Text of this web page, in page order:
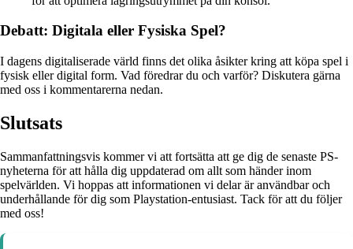
Debatt: Digitala eller Fysiska Spel?
I dagens digitaliserade värld finns det olika åsikter kring att köpa spel i
fysisk eller digital form. Vad föredrar du och varför? Diskutera gärna
med oss i kommentarerna nedan.
Slutsats
Sammanfattningsvis kommer vi att fortsätta att ge dig de senaste PS-
nyheterna för att hålla dig uppdaterad om allt som händer inom
spelvärlden. Vi hoppas att informationen vi delar är användbar och
underhållande för dig som Playstation-entusiast. Tack för att du följer
med oss!